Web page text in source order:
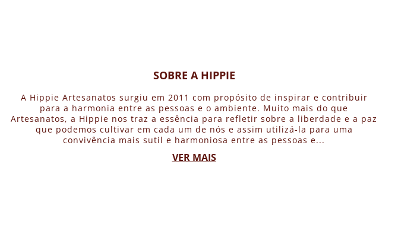
SOBRE A HIPPIE
A Hippie Artesanatos surgiu em 2011 com propósito de inspirar e contribuir
para a harmonia entre as pessoas e o ambiente. Muito mais do que
Artesanatos, a Hippie nos traz a essência para refletir sobre a liberdade e a paz
que podemos cultivar em cada um de nós e assim utilizá-la para uma
convivência mais sutil e harmoniosa entre as pessoas e...
VER MAIS